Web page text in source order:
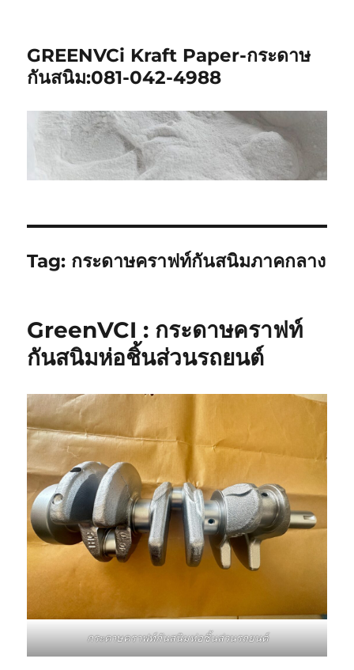
GREENVCi Kraft Paper-กระดาษ
กันสนิม:081-042-4988
Tag: กระดาษคราฟท์กันสนิมภาคกลาง
GreenVCI : กระดาษคราฟท์
กันสนิมห่อชิ้นส่วนรถยนต์
กระดาษคราฟท์กันสนิมห่อชิ้นส่วนรถยนต์